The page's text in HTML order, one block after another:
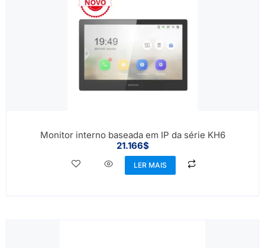
Monitor interno baseada em IP da série KH6
21.166$
LER MAIS